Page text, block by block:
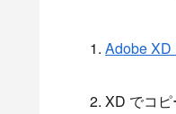
Adobe XD
XD でコピ